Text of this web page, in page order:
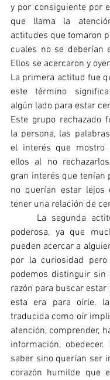
y por consiguiente por
que llama la
actitudes que tomaron
cuales no se deberían
Ellos se acercaron y
La primera actitud fue
este término
algún lado para estar
Este grupo rechazado
la persona, las
el interés que mostro
ellos al no
gran interés que tenían
no querían estar lejos
tener una relación de
poderosa, ya que
pueden acercar a
por la curiosidad
podemos distinguir sin
razón para buscar estar
esta era para oírle.
traducida como oír
atención, comprender,
información,
saber sino querían ser
corazón humilde que